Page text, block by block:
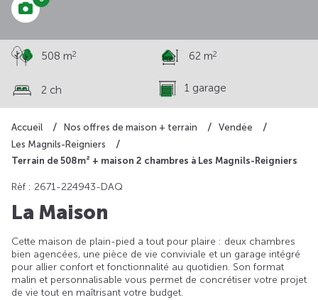
Accueil Nos offres de maison + terrain
Vendée
Les Magnils-Reigniers
Terrain de 508m² + maison 2 chambres à Les Magnils-Reigniers
508 m2 62 m2
2 ch 1 garage
Rèf : 2671-224943-DAQ
La Maison
Cette maison de plain-pied a tout pour plaire : deux chambres
bien agencées, une pièce de vie conviviale et un garage intégré
pour allier confort et fonctionnalité au quotidien. Son format
malin et personnalisable vous permet de concrétiser votre projet
de vie tout en maîtrisant votre budget.